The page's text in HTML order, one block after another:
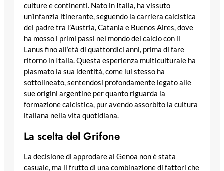
culture e continenti. Nato in Italia, ha vissuto
un’infanzia itinerante, seguendo la carriera calcistica
del padre tra l’Austria, Catania e Buenos Aires, dove
ha mosso i primi passi nel mondo del calcio con il
Lanus fino all’età di quattordici anni, prima di fare
ritorno in Italia. Questa esperienza multiculturale ha
plasmato la sua identità, come lui stesso ha
sottolineato, sentendosi profondamente legato alle
sue origini argentine per quanto riguarda la
formazione calcistica, pur avendo assorbito la cultura
italiana nella vita quotidiana.
La scelta del Grifone
La decisione di approdare al Genoa non è stata
casuale, ma il frutto di una combinazione di fattori che